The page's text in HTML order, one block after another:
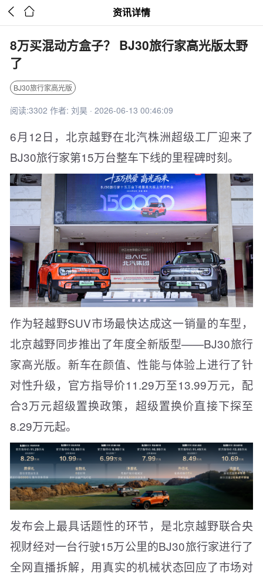
  资讯详情
8万买混动方盒子？ BJ30旅行家高光版太野
了
BJ30旅行家高光版
阅读:3302 作者: 刘昊 · 2026-06-13 00:46:09
6月12日，北京越野在北汽株洲超级工厂迎来了
BJ30旅行家第15万台整车下线的里程碑时刻。
作为轻越野SUV市场最快达成这一销量的车型，
北京越野同步推出了年度全新版型——BJ30旅行
家高光版。新车在颜值、性能与体验上进行了针
对性升级，官方指导价11.29万至13.99万元，配
合3万元超级置换政策，超级置换价直接下探至
8.29万元起。
发布会上最具话题性的环节，是北京越野联合央
视财经对一台行驶15万公里的BJ30旅行家进行了
全网直播拆解，用真实的机械状态回应了市场对